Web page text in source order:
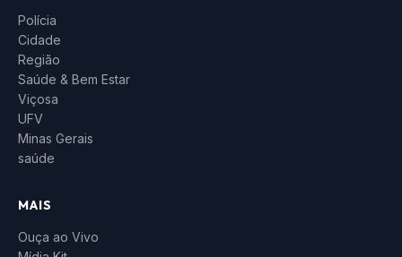
Polícia
Cidade
Região
Saúde & Bem Estar
Viçosa
UFV
Minas Gerais
saúde
MAIS
Ouça ao Vivo